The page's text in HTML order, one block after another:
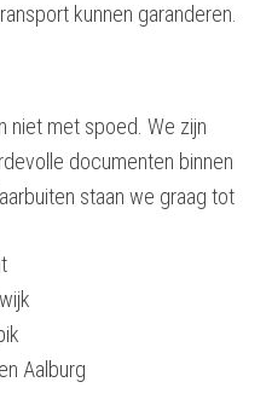
kunnen garanderen.
niet met spoed. We zijn
documenten binnen
staan we graag tot
Aalburg